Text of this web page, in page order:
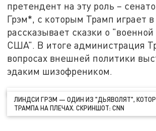
претендент на эту роль –
Грэм*, с которым Трамп играет в
рассказывает сказки о
США". В итоге администрация
вопросах внешней политики
эдаким шизофреником.
ЛИНДСИ ГРЭМ — ОДИН ИЗ "ДЬЯВОЛЯТ",
ТРАМПА НА ПЛЕЧАХ. СКРИНШОТ: CNN